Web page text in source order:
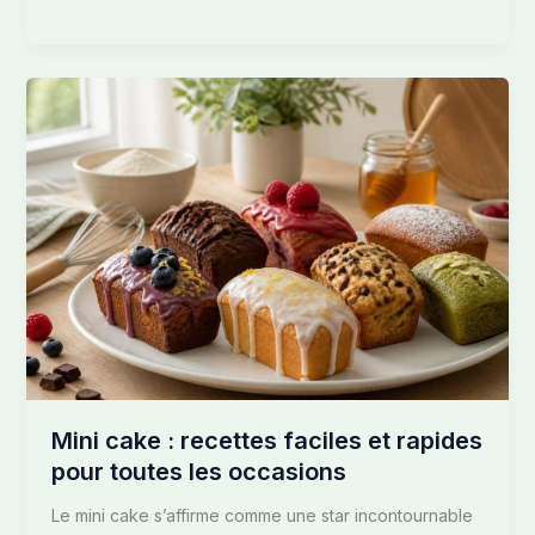
Mini cake : recettes faciles et rapides
pour toutes les occasions
Le mini cake s’affirme comme une star incontournable
Mini
:
recettes
faciles
et
rapides
pour
toutes
les
occasions